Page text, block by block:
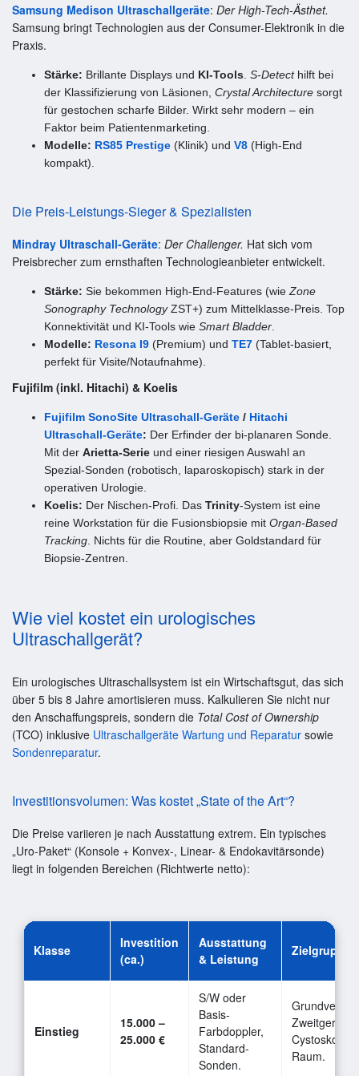
Samsung Medison Ultraschallgeräte: Der High-Tech-Ästhet.
Samsung bringt Technologien aus der Consumer-Elektronik in die
Praxis.
Stärke: Brillante Displays und KI-Tools S-Detecthilft bei
der Klassifizierung von Läsionen, Crystal Architecture sorgt
für gestochen scharfe Bilder. Wirkt sehr modern – ein
Faktor beim Patientenmarketing.
Modelle: RS85 Prestige (Klinik) und V8 (High-End
kompakt).
Die Preis-Leistungs-Sieger & Spezialisten
Mindray Ultraschall-Geräte: Der Challenger. Hat sich vom
Preisbrecher zum ernsthaften Technologieanbieter entwickelt.
Stärke: Sie bekommen High-End-Features (wie Zone
Sonography TechnologyZST+) zum Mittelklasse-Preis. Top
Konnektivität und KI-Tools wie Smart Bladder
Modelle: Resona I9 (Premium) und TE7 (Tablet-basiert,
perfekt für Visite/Notaufnahme).
Fujifilm (inkl. Hitachi) & Koelis
Fujifilm SonoSite Ultraschall-Geräte / Hitachi
Ultraschall-Geräte: Der Erfinder der bi-planaren Sonde.
Mit der Arietta-Serie und einer riesigen Auswahl an
Spezial-Sonden (robotisch, laparoskopisch) stark in der
operativen Urologie.
Koelis: Der Nischen-Profi. Das Trinity-System ist eine
reine Workstation für die Fusionsbiopsie mit Organ-Based
Tracking . Nichts für die Routine, aber Goldstandard für
Biopsie-Zentren.
Wie viel kostet ein urologisches
Ultraschallgerät?
Ein urologisches Ultraschallsystem ist ein Wirtschaftsgut, das sich
über 5 bis 8 Jahre amortisieren muss. Kalkulieren Sie nicht nur
den Anschaffungspreis, sondern die Total Cost of Ownership
(TCO) inklusive Ultraschallgeräte Wartung und Reparatur sowie
Sondenreparatur.
Investitionsvolumen: Was kostet „State of the Art“?
Die Preise variieren je nach Ausstattung extrem. Ein typisches
„Uro-Paket“ (Konsole + Konvex-, Linear- & Endokavitärsonde)
liegt in folgenden Bereichen (Richtwerte netto):
Klasse
Investition
(ca.)
Ausstattung
& Leistung
Zielgruppe
Einstieg
15.000 –
25.000 €
S/W oder
Basis-
Farbdoppler,
Standard-
Sonden.
Zweitgerät
Cystoskopie-
Raum.